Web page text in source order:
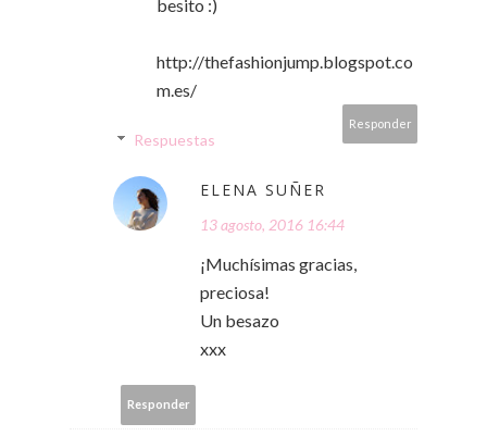
besito :)
http://thefashionjump.blogspot.co
m.es/
Responder
Respuestas
ELENA SUÑER
13 agosto, 2016 16:44
¡Muchísimas gracias,
preciosa!
Un besazo
xxx
Responder